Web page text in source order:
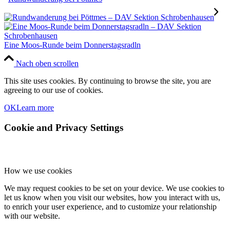
Eine Moos-Runde beim Donnerstagsradln
Nach oben scrollen
This site uses cookies. By continuing to browse the site, you are
agreeing to our use of cookies.
OKLearn more
Cookie and Privacy Settings
How we use cookies
We may request cookies to be set on your device. We use cookies to
let us know when you visit our websites, how you interact with us,
to enrich your user experience, and to customize your relationship
with our website.